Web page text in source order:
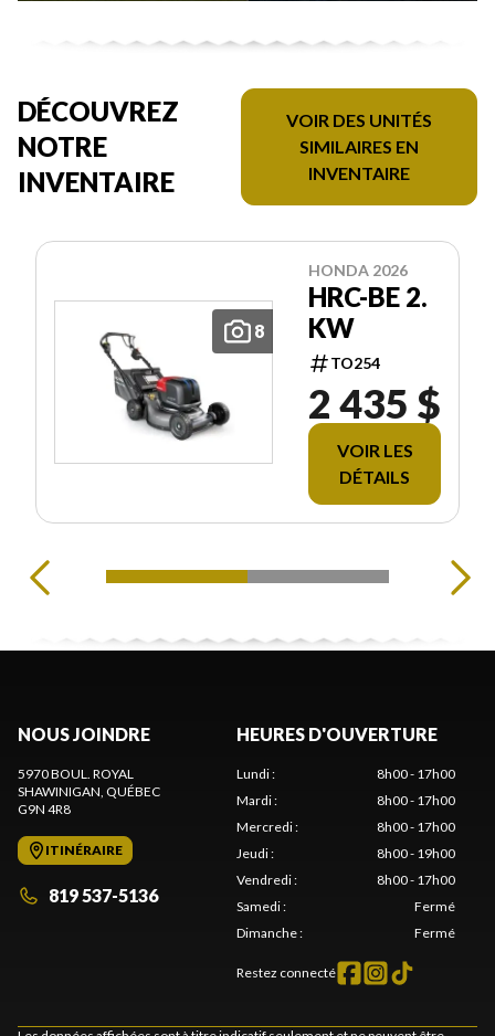
DÉCOUVREZ
NOTRE
INVENTAIRE
VOIR DES UNITÉS
SIMILAIRES EN
INVENTAIRE
8
HONDA 2026
HRC-BE 2.
KW
TO254
2 435 $
VOIR LES
DÉTAILS
NOUS JOINDRE
5970 BOUL. ROYAL
SHAWINIGAN, QUÉBEC
G9N 4R8
ITINÉRAIRE
819 537-5136
HEURES D'OUVERTURE
Lundi:
8h00 - 17h00
Mardi:
8h00 - 17h00
Mercredi:
8h00 - 17h00
Jeudi:
8h00 - 19h00
Vendredi:
8h00 - 17h00
Samedi:
Fermé
Dimanche: Fermé
Restez connecté